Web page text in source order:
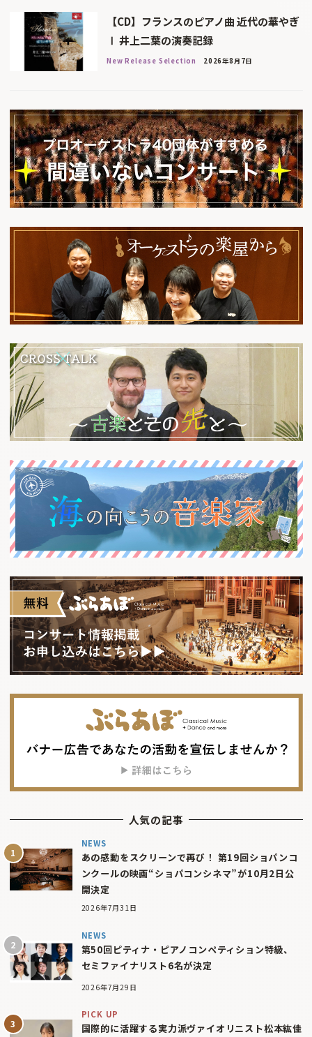
【CD】フランスのピアノ曲 近代の華やぎ
Ⅰ 井上二葉の演奏記録
New Release Selection 2026年8月7日
人気の記事
NEWS
あの感動をスクリーンで再び！ 第19回ショパンコ
ンクールの映画“ショパコンシネマ”が10月2日公
開決定
2026年7月31日
NEWS
第50回ピティナ・ピアノコンペティション特級、
セミファイナリスト6名が決定
2026年7月29日
PICK UP
国際的に活躍する実力派ヴァイオリニスト松本紘佳